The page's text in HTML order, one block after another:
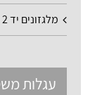
מלגזונים יד 2
עגלות